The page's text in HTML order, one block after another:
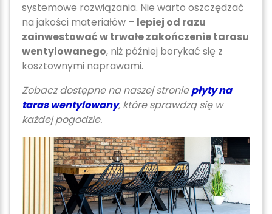
systemowe rozwiązania. Nie warto oszczędzać
na jakości materiałów – lepiej od razu
zainwestować w trwałe zakończenie tarasu
wentylowanego, niż później borykać się z
kosztownymi naprawami.
Zobacz dostępne na naszej stroniepłyty na
taras wentylowany, które sprawdzą się w
każdej pogodzie.